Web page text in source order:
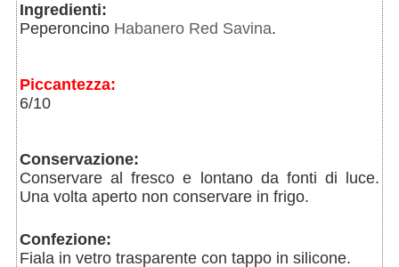
Ingredienti:
Peperoncino Habanero Red Savina.
Piccantezza:
6/10
Conservazione:
Conservare al fresco e lontano da fonti di luce.
Una volta aperto non conservare in frigo.
Confezione:
Fiala in vetro trasparente con tappo in silicone.